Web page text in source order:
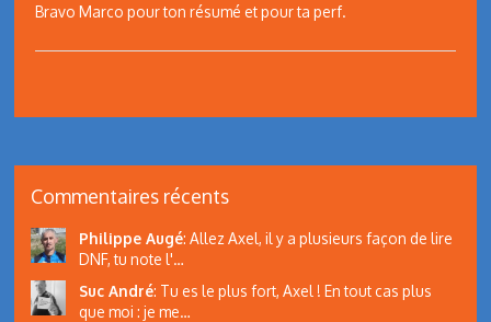
Bravo Marco pour ton résumé et pour ta perf.
Commentaires récents
Philippe Augé: Allez Axel, il y a plusieurs façon de lire
DNF, tu note l'…
Suc André: Tu es le plus fort, Axel ! En tout cas plus
que moi : je me…